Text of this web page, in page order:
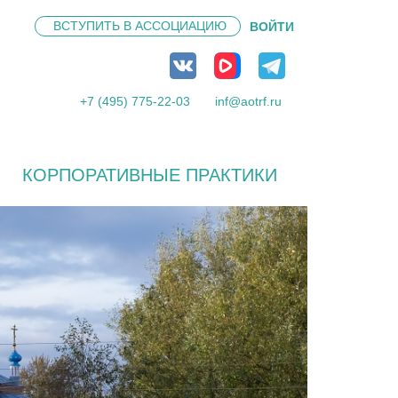
ВСТУПИТЬ В АССОЦИАЦИЮ ВОЙТИ
+7 (495) 775-22-03 inf@aotrf.ru
КОРПОРАТИВНЫЕ ПРАКТИКИ